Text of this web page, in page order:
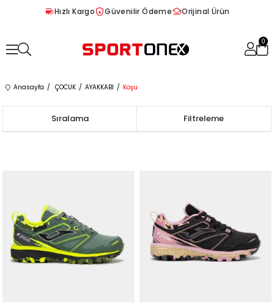
Hızlı Kargo Güvenilir Ödeme Orijinal Ürün
0
Anasayfa ÇOCUK AYAKKABI Koşu
Filtreleme
Sıralama